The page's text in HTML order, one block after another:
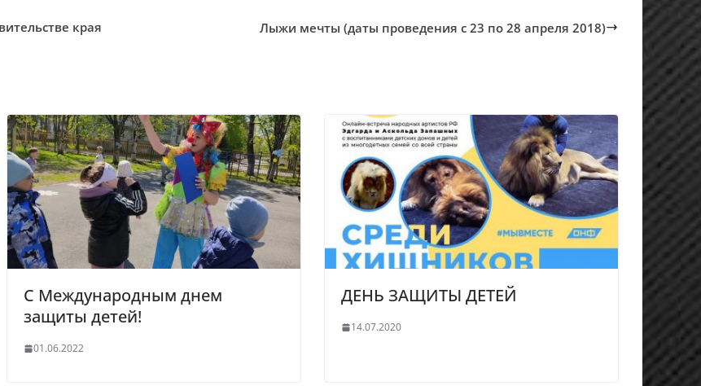
края Лыжи мечты (даты проведения с 23 по 28 апреля 2018)
C Международным днем
защиты детей!
01.06.2022
ДЕНЬ ЗАЩИТЫ ДЕТЕЙ
14.07.2020